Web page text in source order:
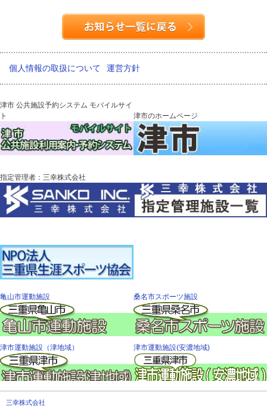
個人情報の取扱について 運営方針
津市 公共施設予約システム モバイルサイ
ト
津市のホームページ
指定管理者：三幸株式会社